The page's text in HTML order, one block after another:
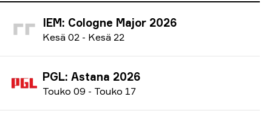
IEM: Cologne Major 2026
Kesä 02 - Kesä 22
PGL: Astana 2026
Touko 09 - Touko 17